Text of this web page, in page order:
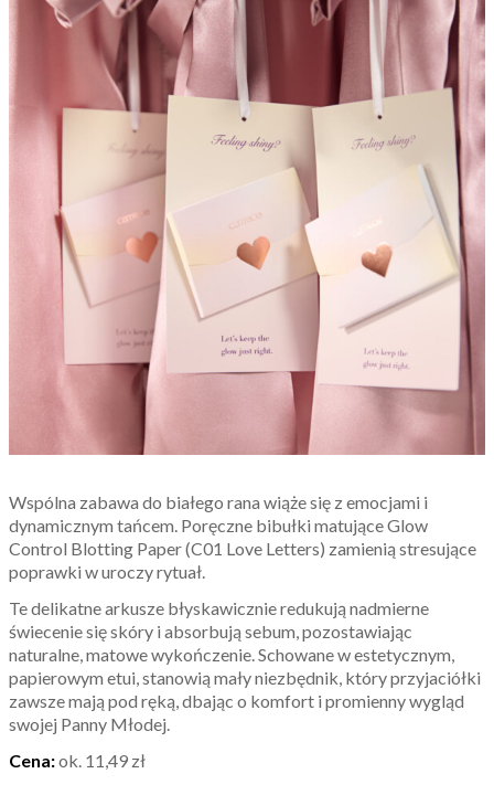
Wspólna zabawa do białego rana wiąże się z emocjami i
dynamicznym tańcem. Poręczne bibułki matujące Glow
Control Blotting Paper (C01 Love Letters) zamienią stresujące
poprawki w uroczy rytuał.
Te delikatne arkusze błyskawicznie redukują nadmierne
świecenie się skóry i absorbują sebum, pozostawiając
naturalne, matowe wykończenie. Schowane w estetycznym,
papierowym etui, stanowią mały niezbędnik, który przyjaciółki
zawsze mają pod ręką, dbając o komfort i promienny wygląd
swojej Panny Młodej.
Cena:ok. 11,49 zł